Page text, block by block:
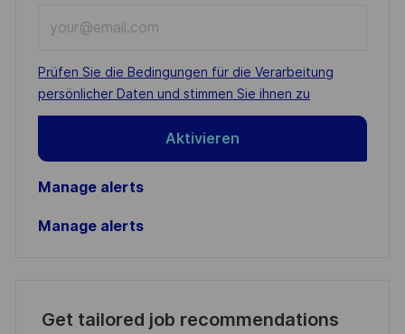
Email
address
(Required)
Required
Prüfen Sie die Bedingungen für die Verarbeitung
persönlicher Daten und stimmen Sie ihnen zu
Aktivieren
Manage alerts
Manage alerts
Get tailored job recommendations